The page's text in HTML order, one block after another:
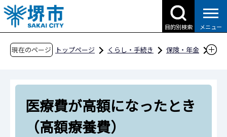
こ
の
ペ
目的別検索 メニュー
現在のページ トップページ くらし・手続き
保険・年金
後期高齢者医療制度の給付内容
医療費が高額になったとき（高額療養費）
医療費が高額になったとき
（高額療養費）